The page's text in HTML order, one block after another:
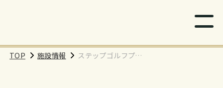
TOP 施設情報
ステップゴルフプラ